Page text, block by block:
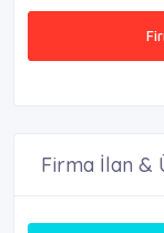
Firma İlan &